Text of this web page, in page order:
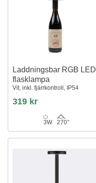
Laddningsbar RGB LED
flasklampa
Vit, inkl. fjärrkontroll, IP54
utomhus
319 kr
3W 270°